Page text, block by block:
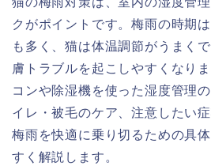
クがポイントです。梅雨の時期
も多く、猫は体温調節がうまく
膚トラブルを起こしやすくなり
コンや除湿機を使った湿度管理
イレ・被毛のケア、注意したい
梅雨を快適に乗り切るための具
すく解説します。